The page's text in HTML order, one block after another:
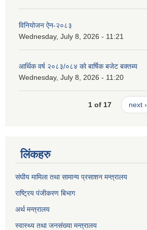
विनियोजन ऐन-२०८३
Wednesday, July 8, 2026 - 11:21
आर्थिक वर्ष २०८३/०८४ को बार्षिक बजेट बक्तब्य
Wednesday, July 8, 2026 - 11:20
1 of 17 next ›
लिंकहरु
संघीय मामिला तथा सामान्य प्रसाशन मन्त्रालय
राष्ट्रिय पंजीकरण बिभाग
अर्थ मन्त्रालय
स्वास्थ्य तथा जनसंख्या मन्त्रालय